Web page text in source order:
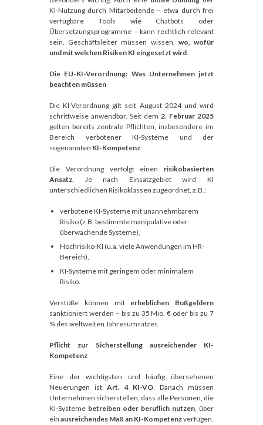
KI-Nutzung durch Mitarbeitende – etwa durch frei
verfügbare Tools wie Chatbots oder
Übersetzungsprogramme – kann rechtlich relevant
sein. Geschäftsleiter müssen wissen, wo, wofür
und mit welchen Risiken KI eingesetzt wird.
Die EU-KI-Verordnung: Was Unternehmen jetzt
beachten müssen
Die KI-Verordnung gilt seit August 2024 und wird
schrittweise anwendbar. Seit dem 2. Februar 2025
gelten bereits zentrale Pflichten, insbesondere im
Bereich verbotener KI-Systeme und der
sogenannten KI-Kompetenz.
Die Verordnung verfolgt einen risikobasierten
Ansatz. Je nach Einsatzgebiet wird KI
unterschiedlichen Risikoklassen zugeordnet, z.B.:
verbotene KI-Systeme mit unannehmbarem
Risiko (z.B. bestimmte manipulative oder
überwachende Systeme),
Hochrisiko-KI (u.a. viele Anwendungen im HR-
Bereich),
KI-Systeme mit geringem oder minimalem
Risiko.
Verstöße können mit erheblichen Bußgeldern
sanktioniert werden – bis zu 35 Mio. € oder bis zu 7
% des weltweiten Jahresumsatzes.
Pflicht zur Sicherstellung ausreichender KI-
Kompetenz
Eine der wichtigsten und häufig übersehenen
Neuerungen ist Art. 4 KI-VO. Danach müssen
Unternehmen sicherstellen, dass alle Personen, die
KI-Systeme betreiben oder beruflich nutzen, über
ein ausreichendes Maß an KI-Kompetenzverfügen.